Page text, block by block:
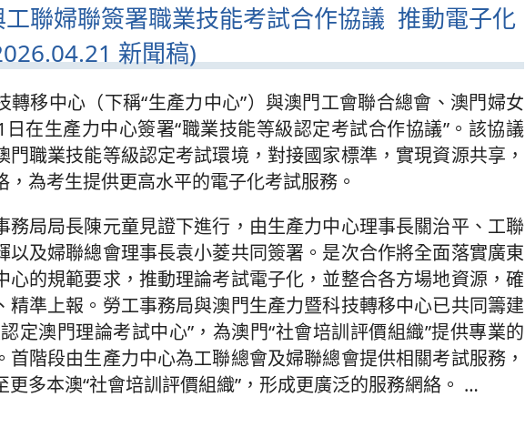
聯婦聯簽署職業技能考試合作協議 推動電子化
新聞稿)
轉移中心（下稱“生產力中心”）與澳門工會聯合總會、澳門婦女
在生產力中心簽署“職業技能等級認定考試合作協議”。該協議
門職業技能等級認定考試環境，對接國家標準，實現資源共享，
，為考生提供更高水平的電子化考試服務。
務局局長陳元童見證下進行，由生產力中心理事長關治平、工聯
以及婦聯總會理事長袁小菱共同簽署。是次合作將全面落實廣東
心的規範要求，推動理論考試電子化，並整合各方場地資源，確
精準上報。勞工事務局與澳門生產力暨科技轉移中心已共同籌建
定澳門理論考試中心”，為澳門“社會培訓評價組織”提供專業的
首階段由生產力中心為工聯總會及婦聯總會提供相關考試服務，
多本澳“社會培訓評價組織”，形成更廣泛的服務網絡。 …